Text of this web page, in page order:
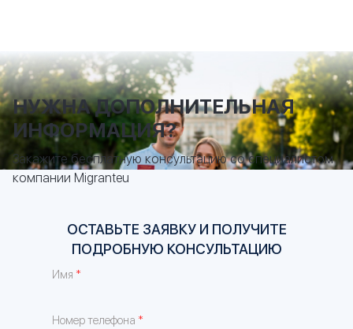
НУЖНА ДОПОЛНИТЕЛЬНАЯ
ИНФОРМАЦИЯ?
Закажите бесплатную консультацию со специалистом
компании Migranteu
ОСТАВЬТЕ ЗАЯВКУ И ПОЛУЧИТЕ
ПОДРОБНУЮ КОНСУЛЬТАЦИЮ
Имя *
Номер телефона *